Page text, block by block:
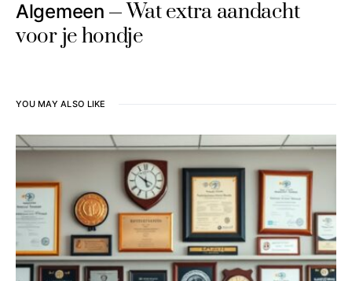
Algemeen
Wat extra aandacht
voor je hondje
YOU MAY ALSO LIKE